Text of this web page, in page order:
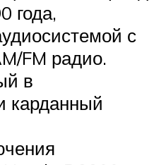
года,
с
FM радио.
в
карданный